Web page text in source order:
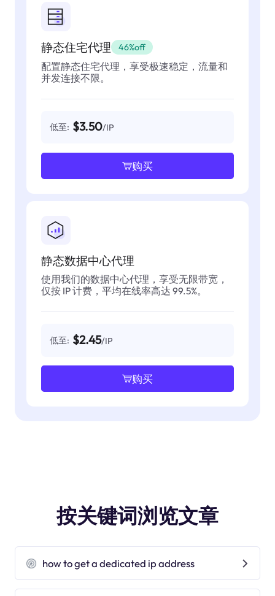
静态住宅代理 46%off
配置静态住宅代理，享受极速稳定，流量和
并发连接不限。
低至: $3.50/IP
购买
静态数据中心代理
使用我们的数据中心代理，享受无限带宽，
仅按 IP 计费，平均在线率高达 99.5%。
低至: $2.45/IP
购买
按关键词浏览文章
how to get a dedicated ip address